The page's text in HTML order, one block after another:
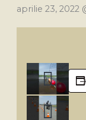
aprilie 23, 2022